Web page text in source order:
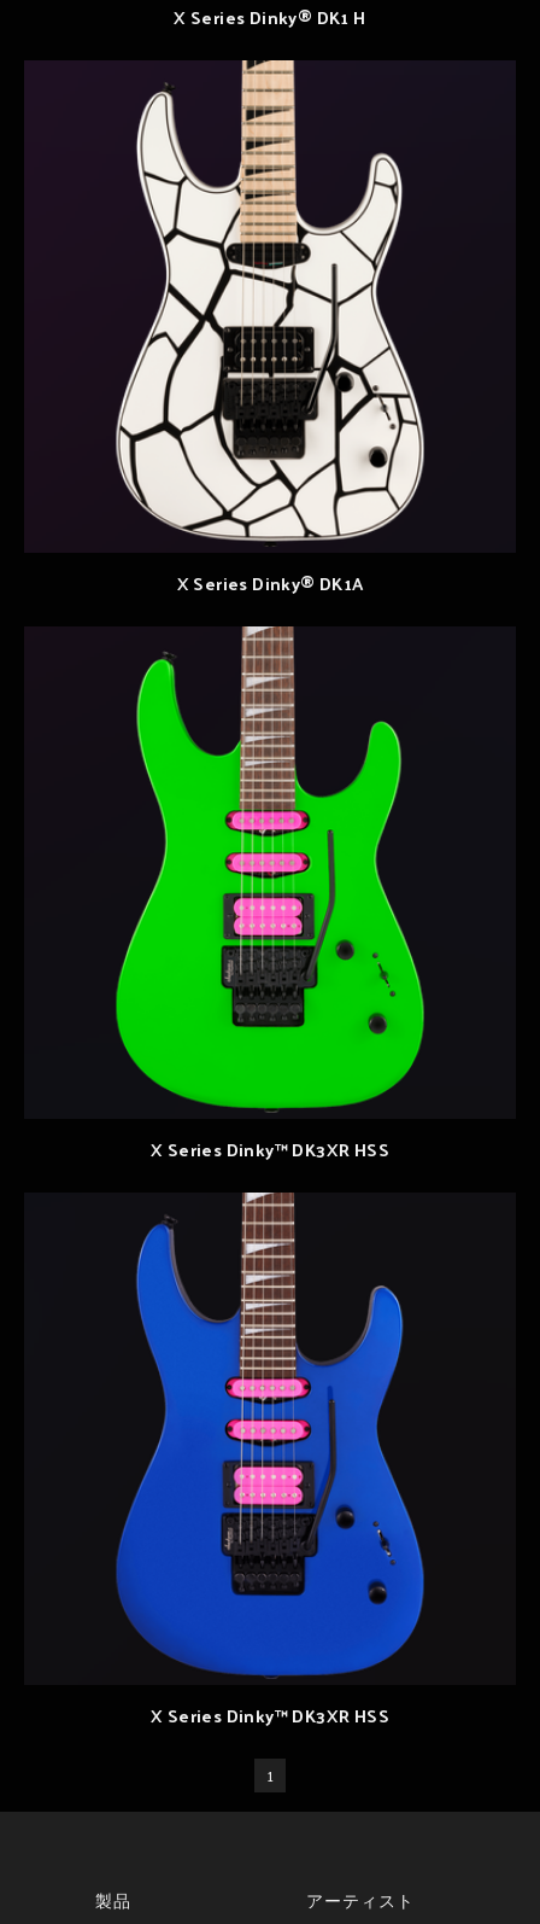
X Series Dinky® DK1 H
X Series Dinky® DK1A
X Series Dinky™ DK3XR HSS
X Series Dinky™ DK3XR HSS
1
製品 アーティスト